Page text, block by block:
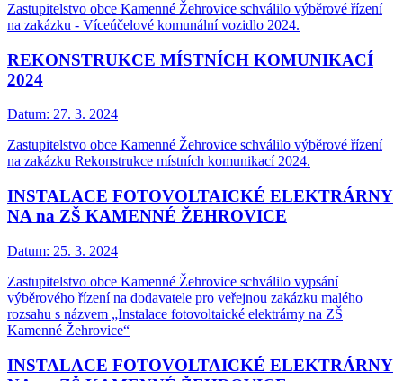
Zastupitelstvo obce Kamenné Žehrovice schválilo výběrové řízení
na zakázku - Víceúčelové komunální vozidlo 2024.
REKONSTRUKCE MÍSTNÍCH KOMUNIKACÍ
2024
Datum: 27. 3. 2024
Zastupitelstvo obce Kamenné Žehrovice schválilo výběrové řízení
na zakázku Rekonstrukce místních komunikací 2024.
INSTALACE FOTOVOLTAICKÉ ELEKTRÁRNY
NA na ZŠ KAMENNÉ ŽEHROVICE
Datum: 25. 3. 2024
Zastupitelstvo obce Kamenné Žehrovice schválilo vypsání
výběrového řízení na dodavatele pro veřejnou zakázku malého
rozsahu s názvem „Instalace fotovoltaické elektrárny na ZŠ
Kamenné Žehrovice“
INSTALACE FOTOVOLTAICKÉ ELEKTRÁRNY